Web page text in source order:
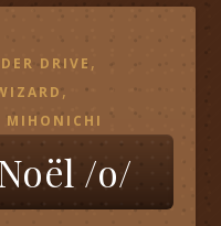
DRIVE,
,
MIHONICHI
/o/